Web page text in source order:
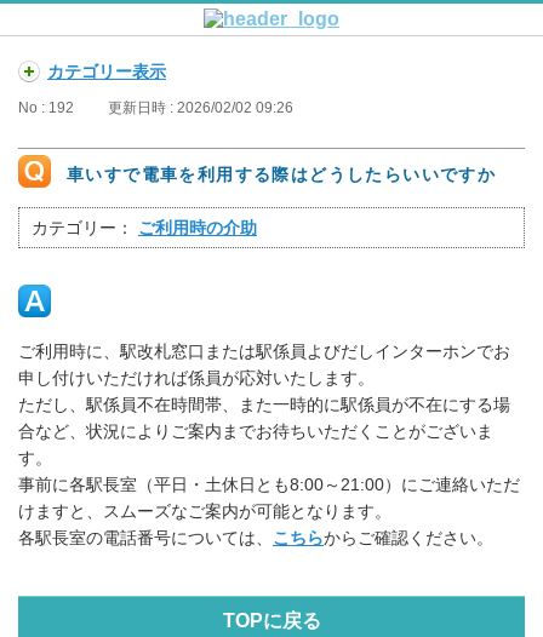
カテゴリー表示
No : 192 更新日時 : 2026/02/02 09:26
車いすで電車を利用する際はどうしたらいいですか
カテゴリー： ご利用時の介助
ご利用時に、駅改札窓口または駅係員よびだしインターホンでお
申し付けいただければ係員が応対いたします。
ただし、駅係員不在時間帯、また一時的に駅係員が不在にする場
合など、状況によりご案内までお待ちいただくことがございま
す。
事前に各駅長室（平日・土休日とも8:00～21:00）にご連絡いただ
けますと、スムーズなご案内が可能となります。
各駅長室の電話番号については、 こちらからご確認ください。
TOPに戻る